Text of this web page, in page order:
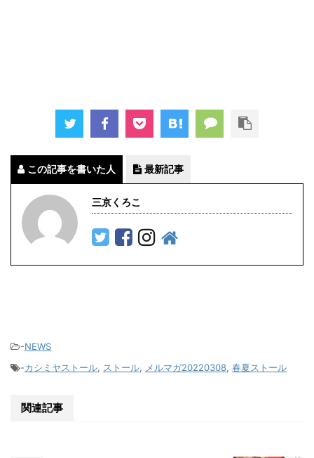
この記事を書いた人 最新記事
三京くろこ
-NEWS
-カシミヤストール, ストール, メルマガ20220308, 春夏ストール
関連記事